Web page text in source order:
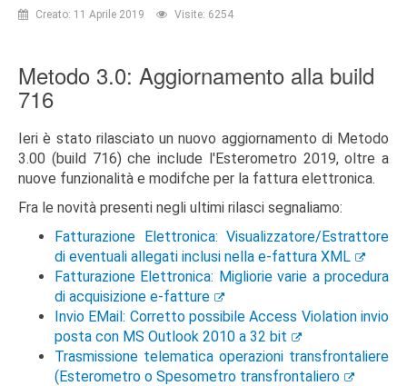
Creato: 11 Aprile 2019 Visite: 6254
Metodo 3.0: Aggiornamento alla build
716
Ieri è stato rilasciato un nuovo aggiornamento di Metodo
3.00 (build 716) che include l'Esterometro 2019, oltre a
nuove funzionalità e modifche per la fattura elettronica.
Fra le novità presenti negli ultimi rilasci segnaliamo:
Fatturazione Elettronica: Visualizzatore/Estrattore
di eventuali allegati inclusi nella e-fattura XML
Fatturazione Elettronica: Migliorie varie a procedura
di acquisizione e-fatture
Invio EMail: Corretto possibile Access Violation invio
posta con MS Outlook 2010 a 32 bit
Trasmissione telematica operazioni transfrontaliere
(Esterometro o Spesometro transfrontaliero